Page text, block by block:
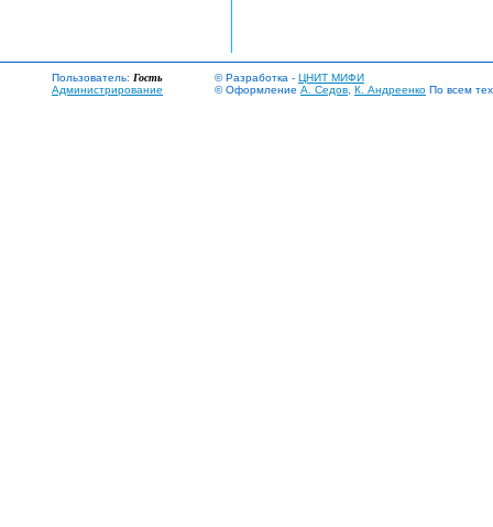
Пользователь: Гость
Администрирование
© Разработка - ЦНИТ МИФИ
© Оформление А. Седов К. Андреенко По всем